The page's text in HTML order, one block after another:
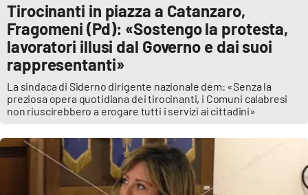
Tirocinanti in piazza a Catanzaro,
Fragomeni (Pd): «Sostengo la protesta,
lavoratori illusi dal Governo e dai suoi
rappresentanti»
La sindaca di Siderno dirigente nazionale dem: «Senza la
preziosa opera quotidiana dei tirocinanti, i Comuni calabresi
non riuscirebbero a erogare tutti i servizi ai cittadini»